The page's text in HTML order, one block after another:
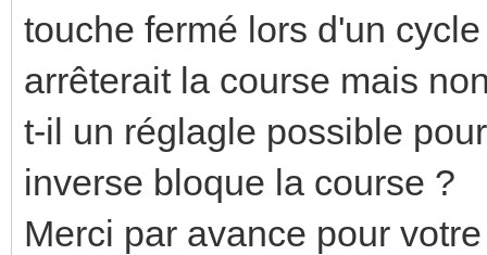
touche fermé lors d'un
arrêterait la course mais
t-il un réglagle possible
inverse bloque la course ?
Merci par avance pour